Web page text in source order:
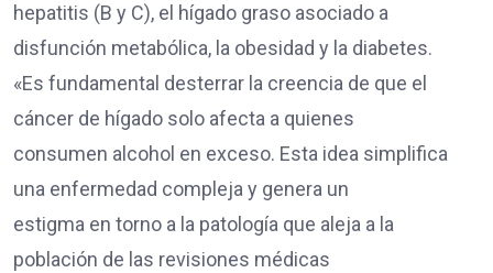
hepatitis (B y C), el hígado graso asociado a
disfunción metabólica, la obesidad y la diabetes.
«Es fundamental desterrar la creencia de que el
cáncer de hígado solo afecta a quienes
consumen alcohol en exceso. Esta idea simplifica
una enfermedad compleja y genera un
estigma en torno a la patología que aleja a la
población de las revisiones médicas